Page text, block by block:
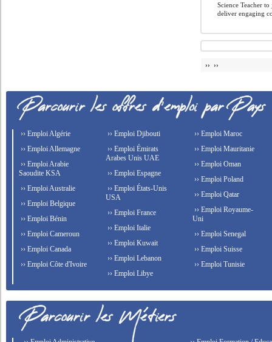
Science Teacher
deliver engaging
›› ››
›› Emploi Algérie
›› Emploi Allemagne
›› Emploi Arabie
Saoudite KSA
›› Emploi Australie
›› Emploi Belgique
›› Emploi Bénin
›› Emploi Cameroun
›› Emploi Canada
›› Emploi Côte d'Ivoire
›› Emploi Djibouti
›› Emploi Émirats
Arabes Unis UAE
›› Emploi Espagne
›› Emploi États-Unis
USA
›› Emploi France
›› Emploi Italie
›› Emploi Kuwait
›› Emploi Lebanon
›› Emploi Libye
›› Emploi Maroc
›› Emploi Mauritanie
›› Emploi Oman
›› Emploi Poland
›› Emploi Qatar
›› Emploi Royaume-
Uni
›› Emploi Senegal
›› Emploi Suisse
›› Emploi Tunisie